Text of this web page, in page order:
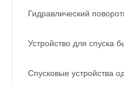
Устройство для спуска